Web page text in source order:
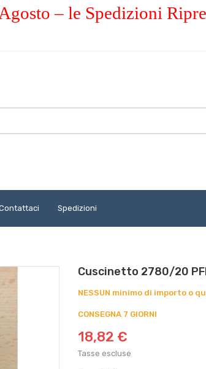
– le Spedizioni
Spedizioni
Cuscinetto 2780/20
NESSUN minimo di importo o
CONSEGNA 7 GIORNI
18,82 €
Tasse escluse